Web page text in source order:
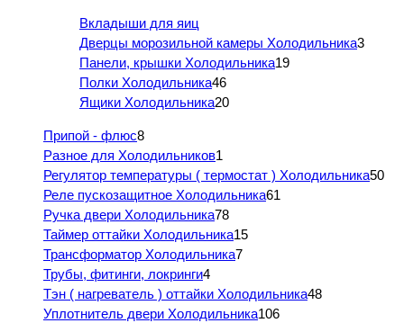
Вкладыши для яиц
Дверцы морозильной камеры Холодильника3
Панели, крышки Холодильника19
Полки Холодильника46
Ящики Холодильника20
Припой - флюс8
Разное для Холодильников1
Регулятор температуры ( термостат ) Холодильника50
Реле пускозащитное Холодильника61
Ручка двери Холодильника78
Таймер оттайки Холодильника15
Трансформатор Холодильника7
Трубы, фитинги, локринги4
Тэн ( нагреватель ) оттайки Холодильника48
Уплотнитель двери Холодильника106